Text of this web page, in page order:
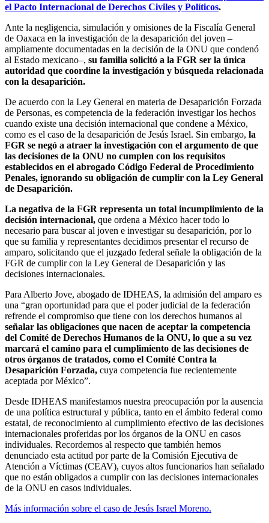
el Pacto Internacional de Derechos Civiles y Políticos.
Ante la negligencia, simulación y omisiones de la Fiscalía General
de Oaxaca en la investigación de la desaparición del joven –
ampliamente documentadas en la decisión de la ONU que condenó
al Estado mexicano–, su familia solicitó a la FGR ser la única
autoridad que coordine la investigación y búsqueda relacionada
con la desaparición.
De acuerdo con la Ley General en materia de Desaparición Forzada
de Personas, es competencia de la federación investigar los hechos
cuando existe una decisión internacional que condene a México,
como es el caso de la desaparición de Jesús Israel. Sin embargo, la
FGR se negó a atraer la investigación con el argumento de que
las decisiones de la ONU no cumplen con los requisitos
establecidos en el abrogado Código Federal de Procedimiento
Penales, ignorando su obligación de cumplir con la Ley General
de Desaparición.
La negativa de la FGR representa un total incumplimiento de la
decisión internacional, que ordena a México hacer todo lo
necesario para buscar al joven e investigar su desaparición, por lo
que su familia y representantes decidimos presentar el recurso de
amparo, solicitando que el juzgado federal señale la obligación de la
FGR de cumplir con la Ley General de Desaparición y las
decisiones internacionales.
Para Alberto Jove, abogado de IDHEAS, la admisión del amparo es
una “gran oportunidad para que el poder judicial de la federación
refrende el compromiso que tiene con los derechos humanos al
señalar las obligaciones que nacen de aceptar la competencia
del Comité de Derechos Humanos de la ONU, lo que a su vez
marcará el camino para el cumplimiento de las decisiones de
otros órganos de tratados, como el Comité Contra la
Desaparición Forzada, cuya competencia fue recientemente
aceptada por México”.
Desde IDHEAS manifestamos nuestra preocupación por la ausencia
de una política estructural y pública, tanto en el ámbito federal como
estatal, de reconocimiento al cumplimiento efectivo de las decisiones
internacionales proferidas por los órganos de la ONU en casos
individuales. Recordemos al respecto que también hemos
denunciado esta actitud por parte de la Comisión Ejecutiva de
Atención a Víctimas (CEAV), cuyos altos funcionarios han señalado
que no están obligados a cumplir con las decisiones internacionales
de la ONU en casos individuales.
Más información sobre el caso de Jesús Israel Moreno.